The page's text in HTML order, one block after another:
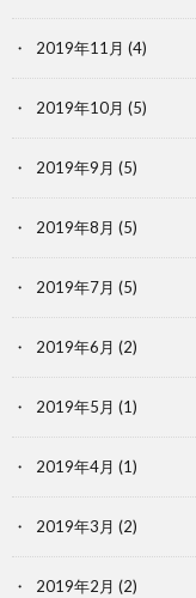
2019年11月 (4)
2019年10月 (5)
2019年9月 (5)
2019年8月 (5)
2019年7月 (5)
2019年6月 (2)
2019年5月 (1)
2019年4月 (1)
2019年3月 (2)
2019年2月 (2)